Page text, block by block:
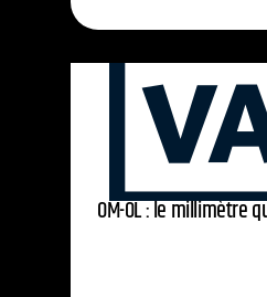
OM-OL : le millimètre